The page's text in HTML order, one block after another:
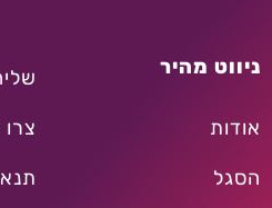
ניווט מהיר
אודות
הסגל